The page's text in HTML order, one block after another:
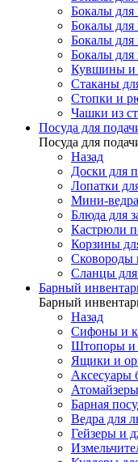
Бокалы для
Бокалы для
Бокалы для
Бокалы для
Кувшины и
Стаканы
Стопки и
Чашки из
Посуда для
Посуда для
Назад
Доски для
Лопатки
Мини-
Блюда для
Кастрюли
Корзины
Сковороды
Сланцы для
Барный
Барный
Назад
Сифоны и
Штопоры и
Ящики и
Аксесуары
Барная
Ведра для
Гейзеры и